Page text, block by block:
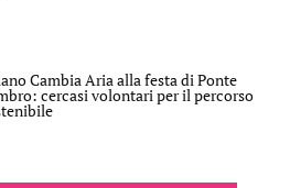
Cambia Aria alla festa di Ponte
cercasi volontari per il percorso